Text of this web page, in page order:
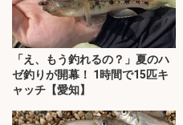
「え、もう釣れるの？」夏のハ
ゼ釣りが開幕！ 1時間で15匹キ
ャッチ【愛知】